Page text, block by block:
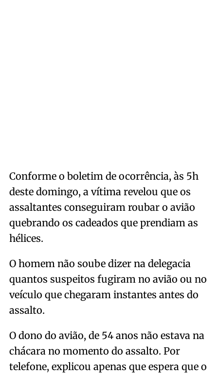
Conforme o boletim de ocorrência, às 5h
deste domingo, a vítima revelou que os
assaltantes conseguiram roubar o avião
quebrando os cadeados que prendiam as
hélices.
O homem não soube dizer na delegacia
quantos suspeitos fugiram no avião ou no
veículo que chegaram instantes antes do
assalto.
O dono do avião, de 54 anos não estava na
chácara no momento do assalto. Por
telefone, explicou apenas que espera que o